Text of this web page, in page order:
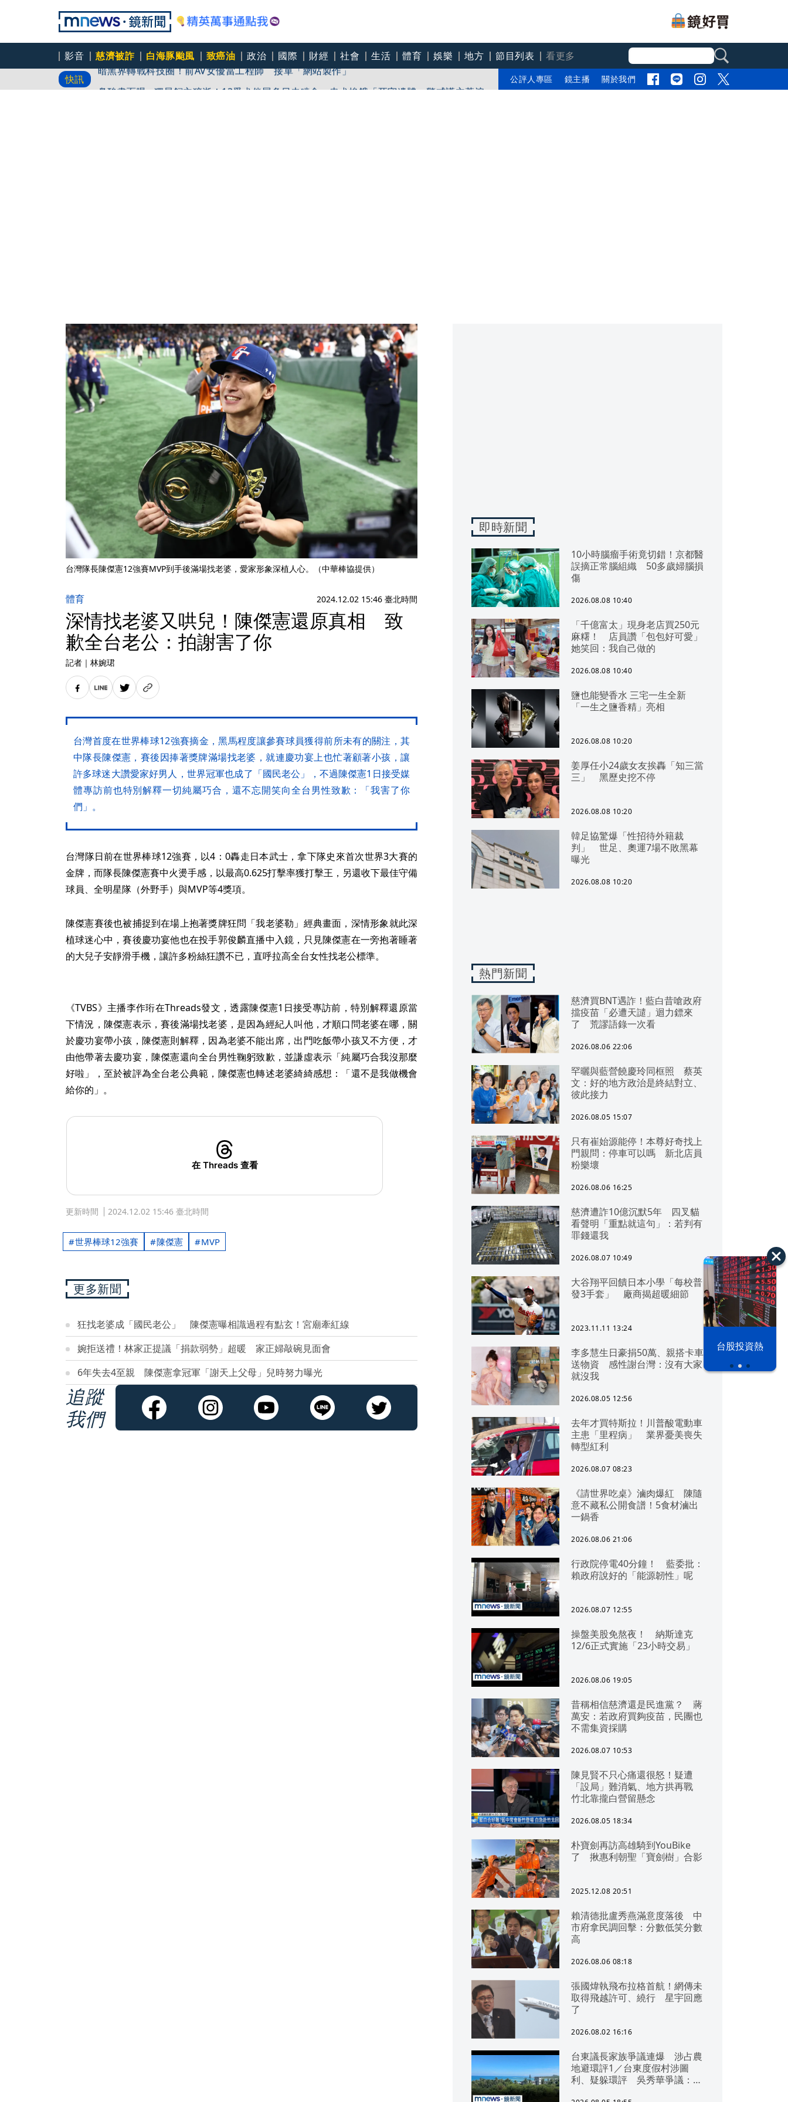
影音 慈濟被詐 白海豚颱風 致癌油 政治 國際 財經 社會 生活 體育 娛樂 地方 節目列表
看更多
快訊
暗黑界轉戰科技圈！前AV女優當工程師 接單「網站製作」
鼻酸畫面曝...獨居飼主猝逝！13愛犬伴屍多日未啃食 忠犬挨餓「死守遺體」警戒護主惹淚
公評人專區 鏡主播 關於我們
漢光42演習 台股投資熱
台灣隊長陳傑憲12強賽MVP到手後滿場找老婆，愛家形象深植人心。（中華棒協提供）
體育 2024.12.02 15:46 臺北時間
深情找老婆又哄兒！陳傑憲還原真相 致
歉全台老公：拍謝害了你
記者 ｜ 林婉珺
台灣首度在世界棒球12強賽摘金，黑馬程度讓參賽球員獲得前所未有的關注，其
中隊長陳傑憲，賽後因捧著獎牌滿場找老婆，就連慶功宴上也忙著顧著小孩，讓
許多球迷大讚愛家好男人，世界冠軍也成了「國民老公」，不過陳傑憲1日接受媒
體專訪前也特別解釋一切純屬巧合，還不忘開笑向全台男性致歉：「我害了你
們」。
台灣隊日前在世界棒球12強賽，以4：0轟走日本武士，拿下隊史來首次世界3大賽的
金牌，而隊長陳傑憲賽中火燙手感，以最高0.625打擊率獲打擊王，另還收下最佳守備
球員、全明星隊（外野手）與MVP等4獎項。
陳傑憲賽後也被捕捉到在場上抱著獎牌狂問「我老婆勒」經典畫面，深情形象就此深
植球迷心中，賽後慶功宴他也在投手郭俊麟直播中入鏡，只見陳傑憲在一旁抱著睡著
的大兒子安靜滑手機，讓許多粉絲狂讚不已，直呼拉高全台女性找老公標準。
《TVBS》主播李作珩在Threads發文，透露陳傑憲1日接受專訪前，特別解釋還原當
下情況，陳傑憲表示，賽後滿場找老婆，是因為經紀人叫他，才順口問老婆在哪，關
於慶功宴帶小孩，陳傑憲則解釋，因為老婆不能出席，出門吃飯帶小孩又不方便，才
由他帶著去慶功宴，陳傑憲還向全台男性鞠躬致歉，並謙虛表示「純屬巧合我沒那麼
好啦」，至於被評為全台老公典範，陳傑憲也轉述老婆綺綺感想：「還不是我做機會
給你的」。
在 Threads 查看
更新時間 2024.12.02 15:46 臺北時間
世界棒球12強賽 陳傑憲 MVP
更多新聞
狂找老婆成「國民老公」 陳傑憲曝相識過程有點玄！宮廟牽紅線
婉拒送禮！林家正提議「捐款弱勢」超暖 家正婦敲碗見面會
6年失去4至親 陳傑憲拿冠軍「謝天上父母」兒時努力曝光
追蹤
我們
即時新聞
10小時腦瘤手術竟切錯！京都醫
誤摘正常腦組織 50多歲婦腦損
傷
2026.08.08 10:40
「千億富太」現身老店買250元
麻糬！ 店員讚「包包好可愛」
她笑回：我自己做的
2026.08.08 10:40
鹽也能變香水 三宅一生全新
「一生之鹽香精」亮相
2026.08.08 10:20
姜厚任小24歲女友挨轟「知三當
三」 黑歷史挖不停
2026.08.08 10:20
韓足協驚爆「性招待外籍裁
判」 世足、奧運7場不敗黑幕
曝光
2026.08.08 10:20
熱門新聞
慈濟買BNT遇詐！藍白昔嗆政府
擋疫苗「必遭天譴」迴力鏢來
了 荒謬語錄一次看
2026.08.06 22:06
罕曬與藍營饒慶玲同框照 蔡英
文：好的地方政治是終結對立、
彼此接力
2026.08.05 15:07
只有崔始源能停！本尊好奇找上
門親問：停車可以嗎 新北店員
粉樂壞
2026.08.06 16:25
慈濟遭詐10億沉默5年 四叉貓
看聲明「重點就這句」：若判有
罪錢還我
2026.08.07 10:49
大谷翔平回饋日本小學「每校普
發3手套」 廠商揭超暖細節
2023.11.11 13:24
李多慧生日豪捐50萬、親搭卡車
送物資 感性謝台灣：沒有大家
就沒我
2026.08.05 12:56
去年才買特斯拉！川普酸電動車
主患「里程病」 業界憂美喪失
轉型紅利
2026.08.07 08:23
《請世界吃桌》滷肉爆紅 陳隨
意不藏私公開食譜！5食材滷出
一鍋香
2026.08.06 21:06
行政院停電40分鐘！ 藍委批：
賴政府說好的「能源韌性」呢
2026.08.07 12:55
操盤美股免熬夜！ 納斯達克
12/6正式實施「23小時交易」
2026.08.06 19:05
昔稱相信慈濟還是民進黨？ 蔣
萬安：若政府買夠疫苗，民團也
不需集資採購
2026.08.07 10:53
陳見賢不只心痛還很怒！疑遭
「設局」難消氣、地方拱再戰
竹北靠攏白營留懸念
2026.08.05 18:34
朴寶劍再訪高雄騎到YouBike
了 揪惠利朝聖「寶劍樹」合影
2025.12.08 20:51
賴清德批盧秀燕滿意度落後 中
市府拿民調回擊：分數低笑分數
高
2026.08.06 08:18
張國煒執飛布拉格首航！網傳未
取得飛越許可、繞行 星宇回應
了
2026.08.02 16:16
台東議長家族爭議連爆 涉占農
地避環評1／台東度假村涉圖
利、疑躲環評 吳秀華爭議：概